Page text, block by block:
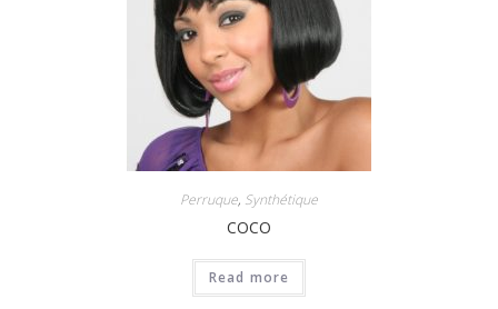
Perruque, Synthétique
COCO
Read more